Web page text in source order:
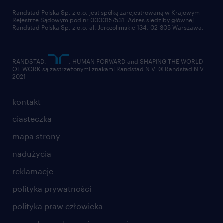
złóż CV
kontakt
ciasteczka
mapa strony
nadużycia
reklamacje
polityka prywatności
polityka praw człowieka
Randstad Polska Sp. z o.o. jest spółką zarejestrowaną w Krajowym
Rejestrze Sądowym pod nr 0000157531. Adres siedziby głównej
Randstad Polska Sp. z o.o. al. Jerozolimskie 134, 02-305 Warszawa.
RANDSTAD,
, HUMAN FORWARD and SHAPING THE WORLD
OF WORK są zastrzeżonymi znakami Randstad N.V. © Randstad N.V
2021